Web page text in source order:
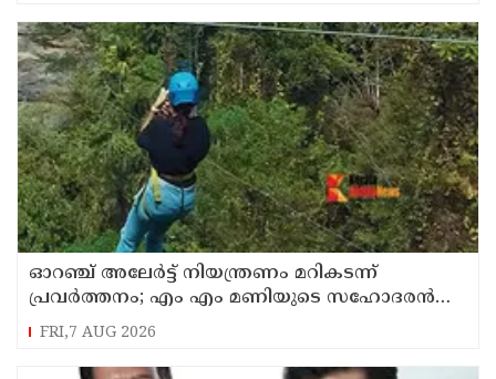
ഓറഞ്ച് അലേര്‍ട്ട് നിയന്ത്രണം മറികടന്ന്
പ്രവര്‍ത്തനം; എം എം മണിയുടെ സഹോദരന്‍
നടത്തുന്ന സിപ് ലൈന്‍ പൂട്ടിച്ച് അധികൃതര്‍
FRI,7 AUG 2026